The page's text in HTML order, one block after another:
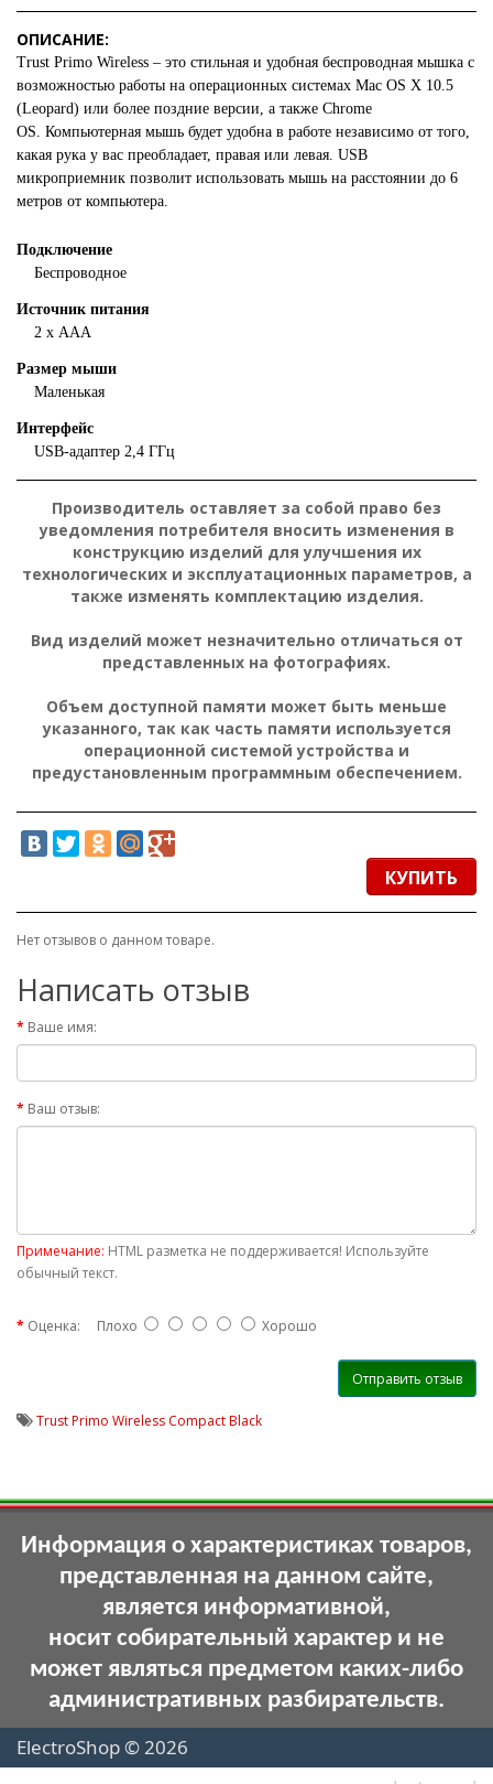
ОПИСАНИЕ:
Trust Primo Wireless – это стильная и удобная беспроводная мышка с
возможностью работы на операционных системах Mac OS X 10.5
(Leopard) или более поздние версии, а также Chrome
OS. Компьютерная мышь будет удобна в работе независимо от того,
какая рука у вас преобладает, правая или левая. USB
микроприемник позволит использовать мышь на расстоянии до 6
метров от компьютера.
Подключение
Беспроводное
Источник питания
2 х AAA
Размер мыши
Маленькая
Интерфейс
USB-адаптер 2,4 ГГц
Производитель оставляет за собой право без
уведомления потребителя вносить изменения в
конструкцию изделий для улучшения их
технологических и эксплуатационных параметров, а
также изменять комплектацию изделия.
Вид изделий может незначительно отличаться от
представленных на фотографиях.
Объем доступной памяти может быть меньше
указанного, так как часть памяти используется
операционной системой устройства и
предустановленным программным обеспечением.
КУПИТЬ
Нет отзывов о данном товаре.
Написать отзыв
Ваше имя:
Ваш отзыв:
Примечание: HTML разметка не поддерживается! Используйте
обычный текст.
Оценка: Плохо Хорошо
Отправить отзыв
Trust Primo Wireless Compact Black
Информация о характеристиках товаров,
представленная на данном сайте,
является информативной,
носит собирательный характер и не
может являться предметом каких-либо
административных разбирательств.
ElectroShop © 2026